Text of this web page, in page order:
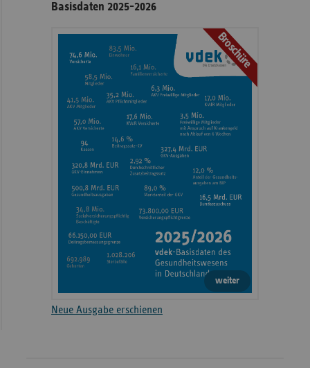
Basisdaten 2025-2026
Broschüre
weiter
Neue Ausgabe erschienen